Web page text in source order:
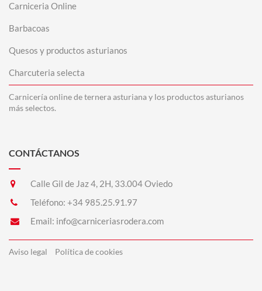
Carniceria Online
Barbacoas
Quesos y productos asturianos
Charcuteria selecta
Carnicería online de ternera asturiana y los productos asturianos
más selectos.
CONTÁCTANOS
Calle Gil de Jaz 4, 2H, 33.004 Oviedo
Teléfono: +34 985.25.91.97
Email: info@carniceriasrodera.com
Aviso legal Política de cookies